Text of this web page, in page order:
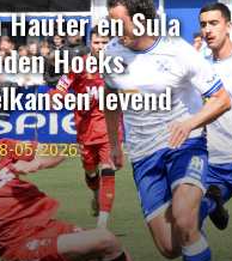
Hauter en Sula
Hoeks
levend
05-2026